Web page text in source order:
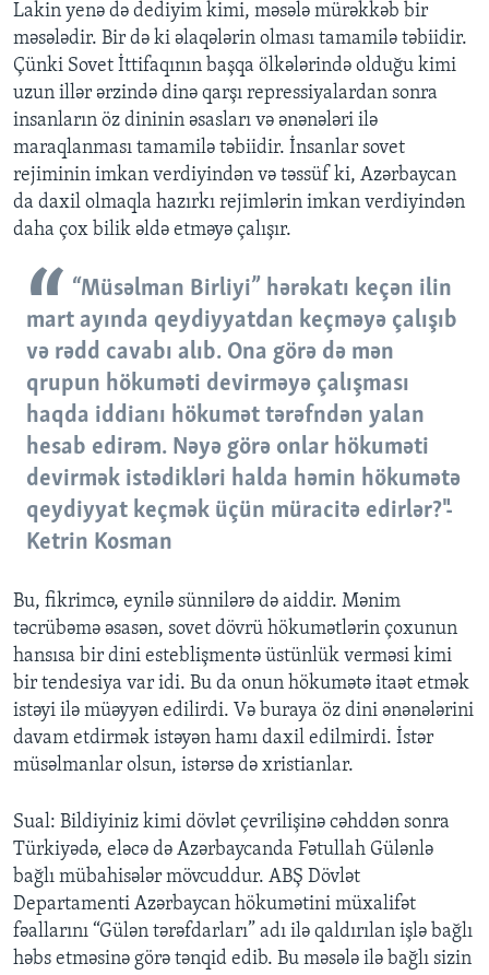
Lakin yenə də dediyim kimi, məsələ mürəkkəb bir
məsələdir. Bir də ki əlaqələrin olması tamamilə təbiidir.
Çünki Sovet İttifaqının başqa ölkələrində olduğu kimi
uzun illər ərzində dinə qarşı repressiyalardan sonra
insanların öz dininin əsasları və ənənələri ilə
maraqlanması tamamilə təbiidir. İnsanlar sovet
rejiminin imkan verdiyindən və təssüf ki, Azərbaycan
da daxil olmaqla hazırkı rejimlərin imkan verdiyindən
daha çox bilik əldə etməyə çalışır.
“Müsəlman Birliyi” hərəkatı keçən ilin
mart ayında qeydiyyatdan keçməyə çalışıb
və rədd cavabı alıb. Ona görə də mən
qrupun hökuməti devirməyə çalışması
haqda iddianı hökumət tərəfndən yalan
hesab edirəm. Nəyə görə onlar hökuməti
devirmək istədikləri halda həmin hökumətə
qeydiyyat keçmək üçün müracitə edirlər?"-
Ketrin Kosman
Bu, fikrimcə, eynilə sünnilərə də aiddir. Mənim
təcrübəmə əsasən, sovet dövrü hökumətlərin çoxunun
hansısa bir dini esteblişmentə üstünlük verməsi kimi
bir tendesiya var idi. Bu da onun hökumətə itaət etmək
istəyi ilə müəyyən edilirdi. Və buraya öz dini ənənələrini
davam etdirmək istəyən hamı daxil edilmirdi. İstər
müsəlmanlar olsun, istərsə də xristianlar.
Sual: Bildiyiniz kimi dövlət çevrilişinə cəhddən sonra
Türkiyədə, eləcə də Azərbaycanda Fətullah Gülənlə
bağlı mübahisələr mövcuddur. ABŞ Dövlət
Departamenti Azərbaycan hökumətini müxalifət
fəallarını “Gülən tərəfdarları” adı ilə qaldırılan işlə bağlı
həbs etməsinə görə tənqid edib. Bu məsələ ilə bağlı sizin